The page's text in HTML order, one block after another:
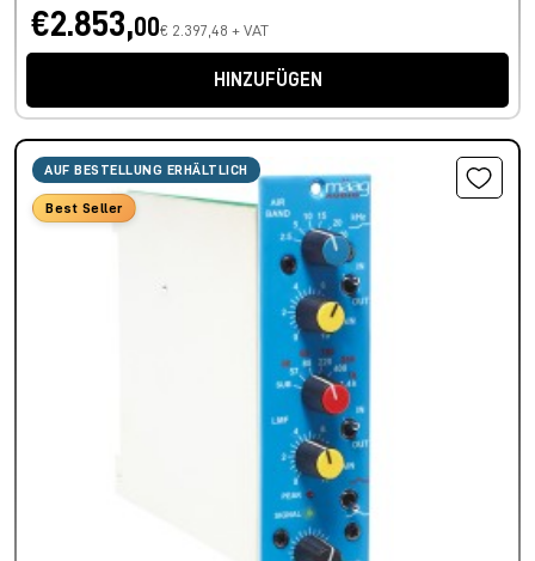
€2.853,00€ 2.397,48 + VAT
HINZUFÜGEN
AUF BESTELLUNG ERHÄLTLICH
Best Seller